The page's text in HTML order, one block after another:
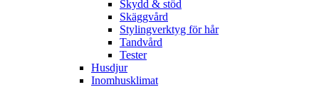
Skydd & stöd
Skäggvård
Stylingverktyg för hår
Tandvård
Tester
Husdjur
Inomhusklimat